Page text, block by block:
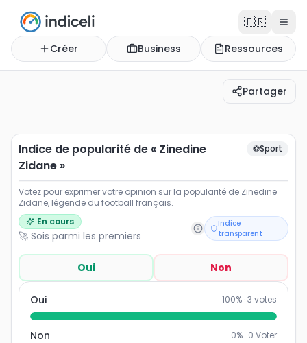
🇫🇷
Créer Business Ressources
Partager
Indice de popularité de « Zinedine Zidane »
Votez pour exprimer votre opinion sur la popularité
Indice de popularité de « Zinedine
Zidane »
⚽Sport
Votez pour exprimer votre opinion sur la popularité de Zinedine
Zidane, légende du football français.
En cours
🚀 Sois parmi les premiers
Indice
transparent
Oui Non
Oui 100% ·3 votes
Non 0% · 0 Voter